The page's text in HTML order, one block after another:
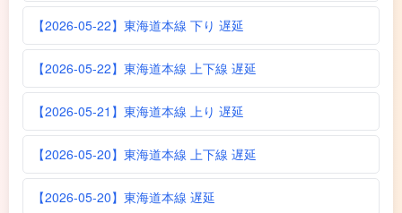
【2026-05-22】東海道本線 下り 遅延
【2026-05-22】東海道本線 上下線 遅延
【2026-05-21】東海道本線 上り 遅延
【2026-05-20】東海道本線 上下線 遅延
【2026-05-20】東海道本線 遅延